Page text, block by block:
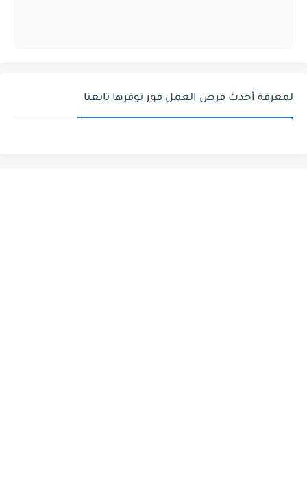
لمعرفة أحدث فرص العمل فور توفرها تابعنا